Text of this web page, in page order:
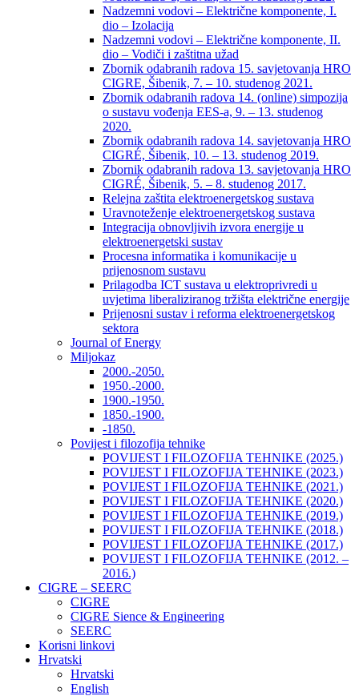
Nadzemni vodovi – Električne komponente, I.
dio – Izolacija
Nadzemni vodovi – Električne komponente, II.
dio – Vodiči i zaštitna užad
Zbornik odabranih radova 15. savjetovanja HRO
CIGRE, Šibenik, 7. – 10. studenog 2021.
Zbornik odabranih radova 14. (online) simpozija
o sustavu vođenja EES-a, 9. – 13. studenog
2020.
Zbornik odabranih radova 14. savjetovanja HRO
CIGRÉ, Šibenik, 10. – 13. studenog 2019.
Zbornik odabranih radova 13. savjetovanja HRO
CIGRÉ, Šibenik, 5. – 8. studenog 2017.
Relejna zaštita elektroenergetskog sustava
Uravnoteženje elektroenergetskog sustava
Integracija obnovljivih izvora energije u
elektroenergetski sustav
Procesna informatika i komunikacije u
prijenosnom sustavu
Prilagodba ICT sustava u elektroprivredi u
uvjetima liberaliziranog tržišta električne energije
Prijenosni sustav i reforma elektroenergetskog
sektora
Journal of Energy
Miljokaz
2000.-2050.
1950.-2000.
1900.-1950.
1850.-1900.
-1850.
Povijest i filozofija tehnike
POVIJEST I FILOZOFIJA TEHNIKE (2025.)
POVIJEST I FILOZOFIJA TEHNIKE (2023.)
POVIJEST I FILOZOFIJA TEHNIKE (2021.)
POVIJEST I FILOZOFIJA TEHNIKE (2020.)
POVIJEST I FILOZOFIJA TEHNIKE (2019.)
POVIJEST I FILOZOFIJA TEHNIKE (2018.)
POVIJEST I FILOZOFIJA TEHNIKE (2017.)
POVIJEST I FILOZOFIJA TEHNIKE (2012. –
2016.)
CIGRE – SEERC
CIGRE
CIGRE Sience & Engineering
SEERC
Korisni linkovi
Hrvatski
Hrvatski
English